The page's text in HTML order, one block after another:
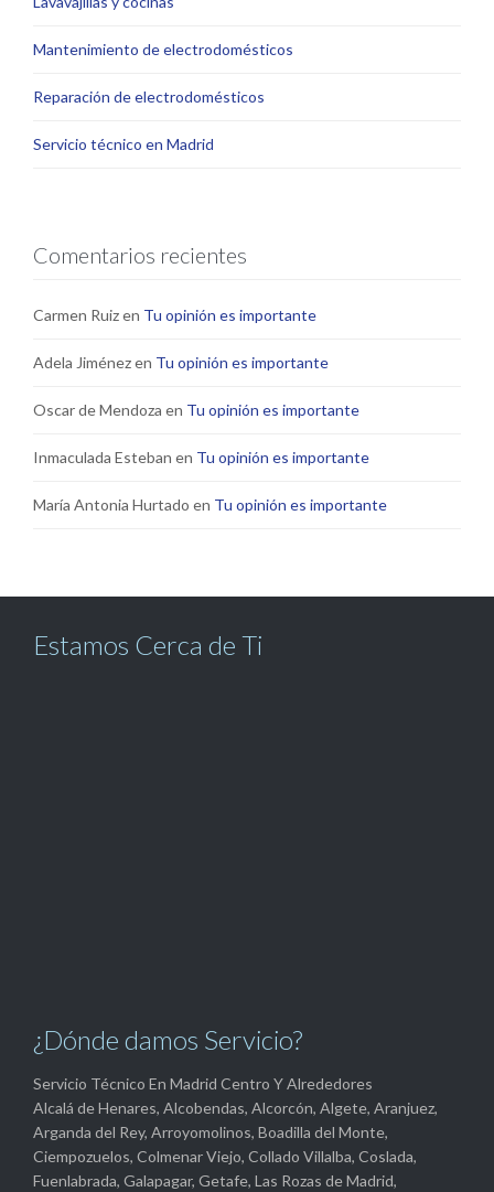
Mantenimiento de electrodomésticos
Reparación de electrodomésticos
Servicio técnico en Madrid
Comentarios recientes
Carmen Ruizen Tu opinión es importante
Adela Jiménezen Tu opinión es importante
Oscar de Mendoza en Tu opinión es importante
Inmaculada Esteban en Tu opinión es importante
María Antonia Hurtado en Tu opinión es importante
Estamos Cerca de Ti
¿Dónde damos Servicio?
Servicio Técnico En Madrid Centro Y Alrededores
Alcalá de Henares, Alcobendas, Alcorcón, Algete, Aranjuez,
Arganda del Rey, Arroyomolinos, Boadilla del Monte,
Ciempozuelos, Colmenar Viejo, Collado Villalba, Coslada,
Fuenlabrada, Galapagar, Getafe, Las Rozas de Madrid,